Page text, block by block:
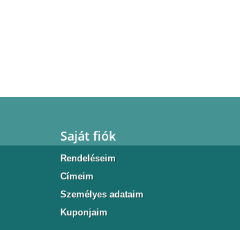
Saját fiók
Rendeléseim
Címeim
Személyes adataim
Kuponjaim